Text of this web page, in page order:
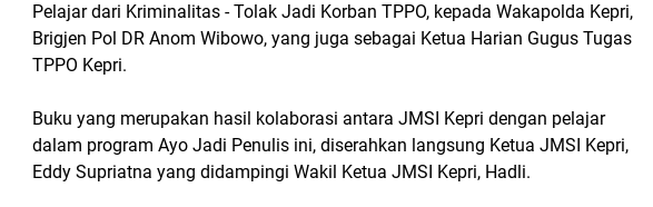
Pelajar dari Kriminalitas - Tolak Jadi Korban TPPO, kepada Wakapolda Kepri,
Brigjen Pol DR Anom Wibowo, yang juga sebagai Ketua Harian Gugus Tugas
TPPO Kepri.
Buku yang merupakan hasil kolaborasi antara JMSI Kepri dengan pelajar
dalam program Ayo Jadi Penulis ini, diserahkan langsung Ketua JMSI Kepri,
Eddy Supriatna yang didampingi Wakil Ketua JMSI Kepri, Hadli.